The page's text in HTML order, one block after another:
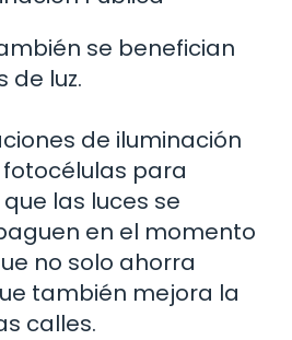
se benefician
de luz.
de iluminación
para
las luces se
en el momento
no solo ahorra
también mejora la
calles.